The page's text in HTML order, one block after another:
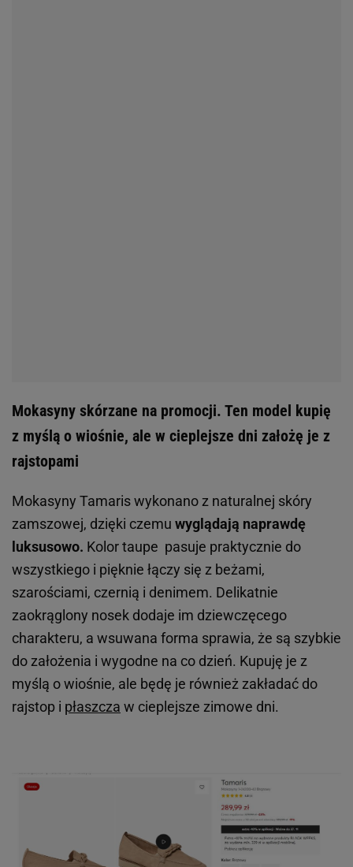
Mokasyny skórzane na promocji. Ten model kupię
z myślą o wiośnie, ale w cieplejsze dni założę je z
rajstopami
Mokasyny Tamaris wykonano z naturalnej skóry
zamszowej, dzięki czemu wyglądają naprawdę
luksusowo. Kolor taupe pasuje praktycznie do
wszystkiego i pięknie łączy się z beżami,
szarościami, czernią i denimem. Delikatnie
zaokrąglony nosek dodaje im dziewczęcego
charakteru, a wsuwana forma sprawia, że są szybkie
do założenia i wygodne na co dzień. Kupuję je z
myślą o wiośnie, ale będę je również zakładać do
rajstop i płaszcza w cieplejsze zimowe dni.